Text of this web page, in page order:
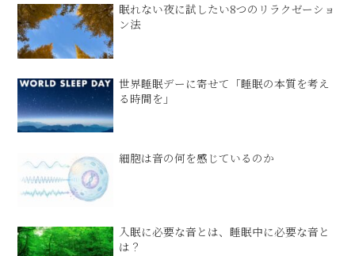
眠れない夜に試したい8つのリラクゼーショ
ン法
世界睡眠デーに寄せて「睡眠の本質を考え
る時間を」
細胞は音の何を感じているのか
入眠に必要な音とは、睡眠中に必要な音と
は？